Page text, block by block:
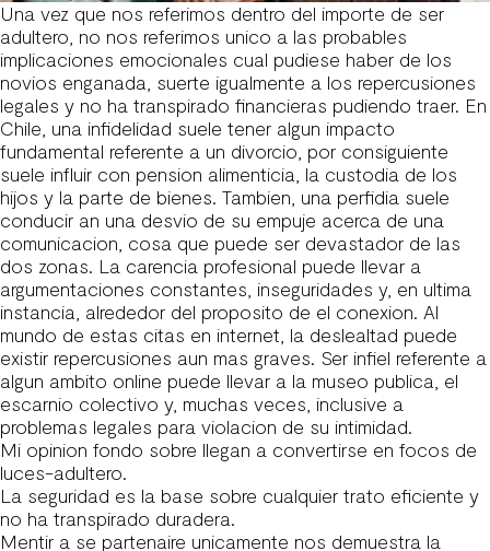
Una vez que nos referimos dentro del importe de ser
adultero, no nos referimos unico a las probables
implicaciones emocionales cual pudiese haber de los
novios enganada, suerte igualmente a los repercusiones
legales y no ha transpirado financieras pudiendo traer. En
Chile, una infidelidad suele tener algun impacto
fundamental referente a un divorcio, por consiguiente
suele influir con pension alimenticia, la custodia de los
hijos y la parte de bienes. Tambien, una perfidia suele
conducir an una desvio de su empuje acerca de una
comunicacion, cosa que puede ser devastador de las
dos zonas. La carencia profesional puede llevar a
argumentaciones constantes, inseguridades y, en ultima
instancia, alrededor del proposito de el conexion. Al
mundo de estas citas en internet, la deslealtad puede
existir repercusiones aun mas graves. Ser infiel referente a
algun ambito online puede llevar a la museo publica, el
escarnio colectivo y, muchas veces, inclusive a
problemas legales para violacion de su intimidad.
Mi opinion fondo sobre llegan a convertirse en focos de
luces-adultero.
La seguridad es la base sobre cualquier trato eficiente y
no ha transpirado duradera.
Mentir a se partenaire unicamente nos demuestra la